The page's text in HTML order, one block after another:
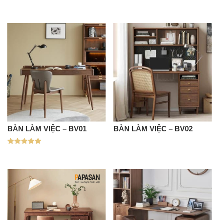
BÀN LÀM VIỆC – BV01
5 sao
BÀN LÀM VIỆC – BV02